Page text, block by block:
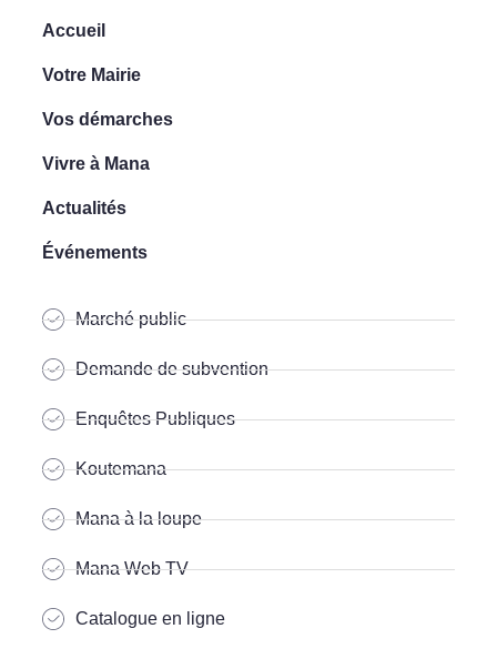
Accueil
Votre Mairie
Vos démarches
Vivre à Mana
Actualités
Événements
Marché public
Demande de subvention
Enquêtes Publiques
Koutemana
Mana à la loupe
Mana Web TV
Catalogue en ligne